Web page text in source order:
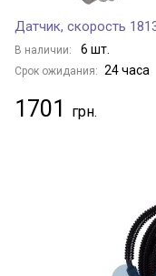
Датчик, скорость
В наличии: 6 шт.
Срок ожидания: 24 часа
1701